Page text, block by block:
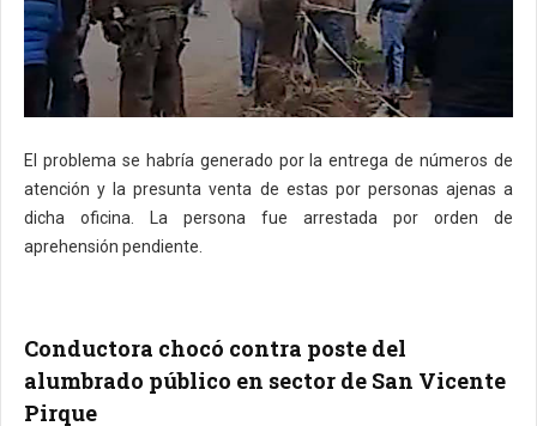
El problema se habría generado por la entrega de números de
atención y la presunta venta de estas por personas ajenas a
dicha oficina. La persona fue arrestada por orden de
aprehensión pendiente.
Conductora chocó contra poste del
alumbrado público en sector de San Vicente
Pirque